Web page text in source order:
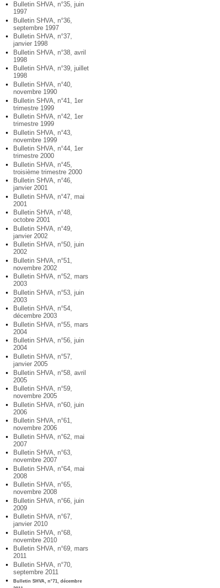
Bulletin SHVA, n°35, juin
1997
Bulletin SHVA, n°36,
septembre 1997
Bulletin SHVA, n°37,
janvier 1998
Bulletin SHVA, n°38, avril
1998
Bulletin SHVA, n°39, juillet
1998
Bulletin SHVA, n°40,
novembre 1990
Bulletin SHVA, n°41, 1er
trimestre 1999
Bulletin SHVA, n°42, 1er
trimestre 1999
Bulletin SHVA, n°43,
novembre 1999
Bulletin SHVA, n°44, 1er
trimestre 2000
Bulletin SHVA, n°45,
troisième trimestre 2000
Bulletin SHVA, n°46,
janvier 2001
Bulletin SHVA, n°47, mai
2001
Bulletin SHVA, n°48,
octobre 2001
Bulletin SHVA, n°49,
janvier 2002
Bulletin SHVA, n°50, juin
2002
Bulletin SHVA, n°51,
novembre 2002
Bulletin SHVA, n°52, mars
2003
Bulletin SHVA, n°53, juin
2003
Bulletin SHVA, n°54,
décembre 2003
Bulletin SHVA, n°55, mars
2004
Bulletin SHVA, n°56, juin
2004
Bulletin SHVA, n°57,
janvier 2005
Bulletin SHVA, n°58, avril
2005
Bulletin SHVA, n°59,
novembre 2005
Bulletin SHVA, n°60, juin
2006
Bulletin SHVA, n°61,
novembre 2006
Bulletin SHVA, n°62, mai
2007
Bulletin SHVA, n°63,
novembre 2007
Bulletin SHVA, n°64, mai
2008
Bulletin SHVA, n°65,
novembre 2008
Bulletin SHVA, n°66, juin
2009
Bulletin SHVA, n°67,
janvier 2010
Bulletin SHVA, n°68,
novembre 2010
Bulletin SHVA, n°69, mars
2011
Bulletin SHVA, n°70,
septembre 2011
Bulletin SHVA, n°71, décembre